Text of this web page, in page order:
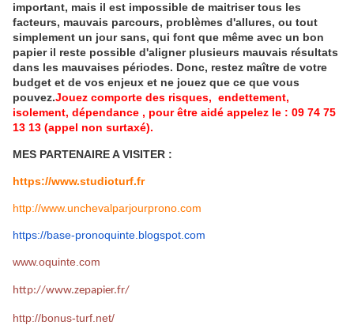
important, mais il est impossible de maitriser tous les
facteurs, mauvais parcours, problèmes d'allures, ou tout
simplement un jour sans, qui font que même avec un bon
papier il reste possible d'aligner plusieurs mauvais résultats
dans les mauvaises périodes. Donc, restez maître de votre
budget et de vos enjeux et ne jouez que ce que vous
pouvez.Jouez comporte des risques, endettement,
isolement, dépendance , pour être aidé appelez le : 09 74 75
13 13 (appel non surtaxé).
MES PARTENAIRE A VISITER :
https://www.studioturf.fr
http://www.unchevalparjourprono.com
https://base-pronoquinte. blogspot.com
www.oquinte.com
http://www.zepapier.fr/
http://bonus-turf.net/